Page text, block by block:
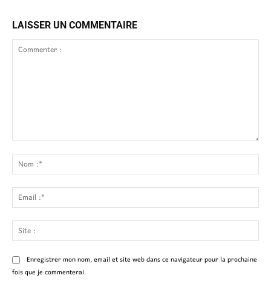
LAISSER UN COMMENTAIRE
:
:*
:*
:
Enregistrer mon nom, email et site web dans ce navigateur pour la prochaine
fois que je commenterai.